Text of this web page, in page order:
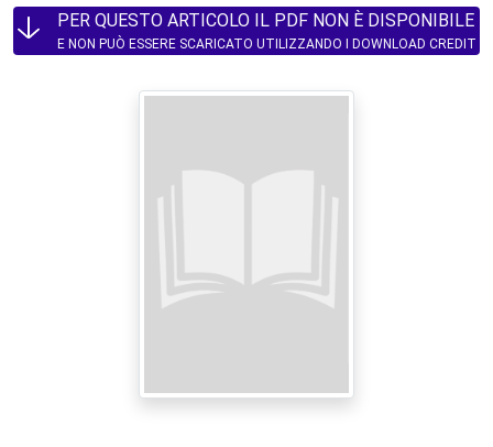
PER QUESTO ARTICOLO IL PDF NON È DISPONIBILE
E NON PUÒ ESSERE SCARICATO UTILIZZANDO I DOWNLOAD CREDIT